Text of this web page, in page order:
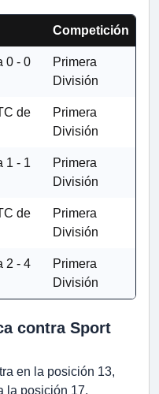
Competición
0 - 0
Primera
División
de
Primera
División
1 - 1
Primera
División
de
Primera
División
2 - 4
Primera
División
contra Sport
en la posición 13,
la posición 17.